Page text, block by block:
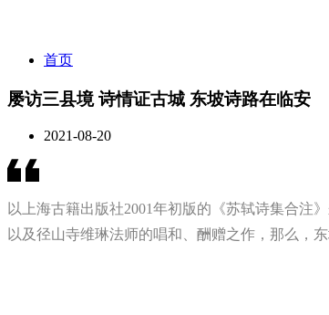
首页
屡访三县境 诗情证古城 东坡诗路在临安
2021-08-20
以上海古籍出版社2001年初版的《苏轼诗集合注
以及径山寺维琳法师的唱和、酬赠之作，那么，